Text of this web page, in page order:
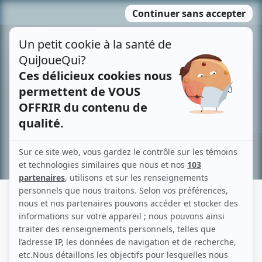
MENU
contenu
Recherche avancée »
MARC-ANTOINE CYR
Liens
Fiche de Marc-Antoine Cyr sur Showbizz.net